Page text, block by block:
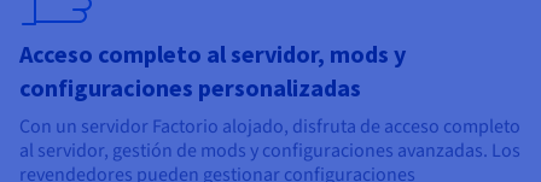
Acceso completo al servidor, mods y
configuraciones personalizadas
Con un servidor Factorio alojado, disfruta de acceso completo
al servidor, gestión de mods y configuraciones avanzadas. Los
revendedores pueden gestionar configuraciones